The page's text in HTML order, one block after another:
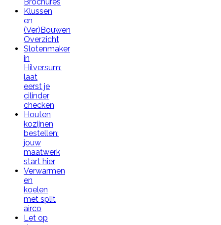
Klussen
en
(Ver)Bouwen
Overzicht
Slotenmaker
in
Hilversum:
laat
eerst je
cilinder
checken
Houten
kozijnen
bestellen:
jouw
maatwerk
start hier
Verwarmen
en
koelen
met split
airco
Let op